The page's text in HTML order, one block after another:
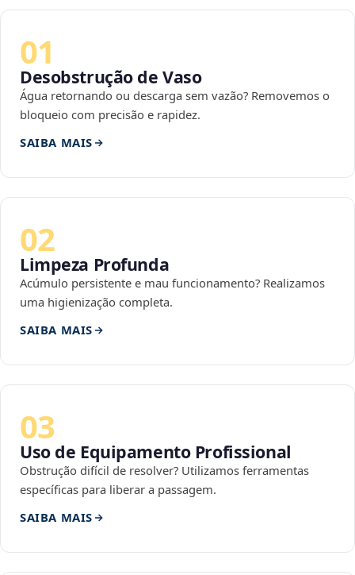
01
Desobstrução de Vaso
Água retornando ou descarga sem vazão? Removemos o
bloqueio com precisão e rapidez.
SAIBA MAIS
02
Limpeza Profunda
Acúmulo persistente e mau funcionamento? Realizamos
uma higienização completa.
SAIBA MAIS
03
Uso de Equipamento Profissional
Obstrução difícil de resolver? Utilizamos ferramentas
específicas para liberar a passagem.
SAIBA MAIS